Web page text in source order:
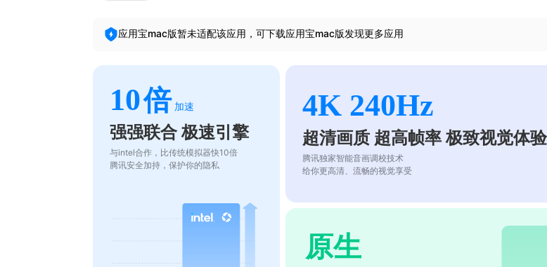
应用宝mac版暂未适配该应用，可下载应用宝mac版发现更多应用
10倍 加速
强强联合 极速引擎
与intel合作，比传统模拟器快10倍
腾讯安全加持，保护你的隐私
4K 240Hz
超清画质 超高帧率 极致视觉体验
腾讯独家智能音画调校技术
给你更高清、流畅的视觉享受
原生